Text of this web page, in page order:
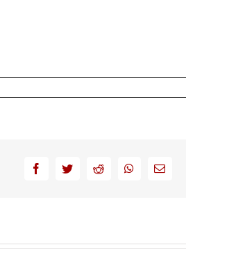
facebooktwitter reddit whatsapp